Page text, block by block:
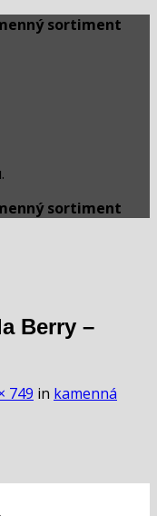
sortiment
sortiment
Berry –
749 in kamenná